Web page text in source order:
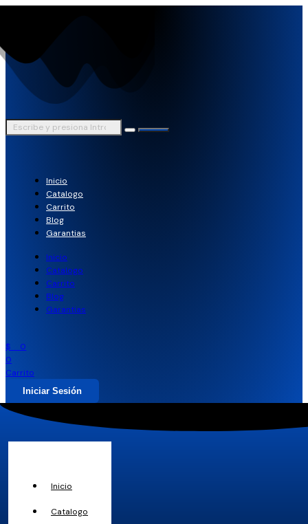
Inicio
Catalogo
Carrito
Blog
Garantias
Inicio
Catalogo
Carrito
Blog
Garantias
$ 0
0
Carrito
Iniciar Sesión
Inicio
Catalogo